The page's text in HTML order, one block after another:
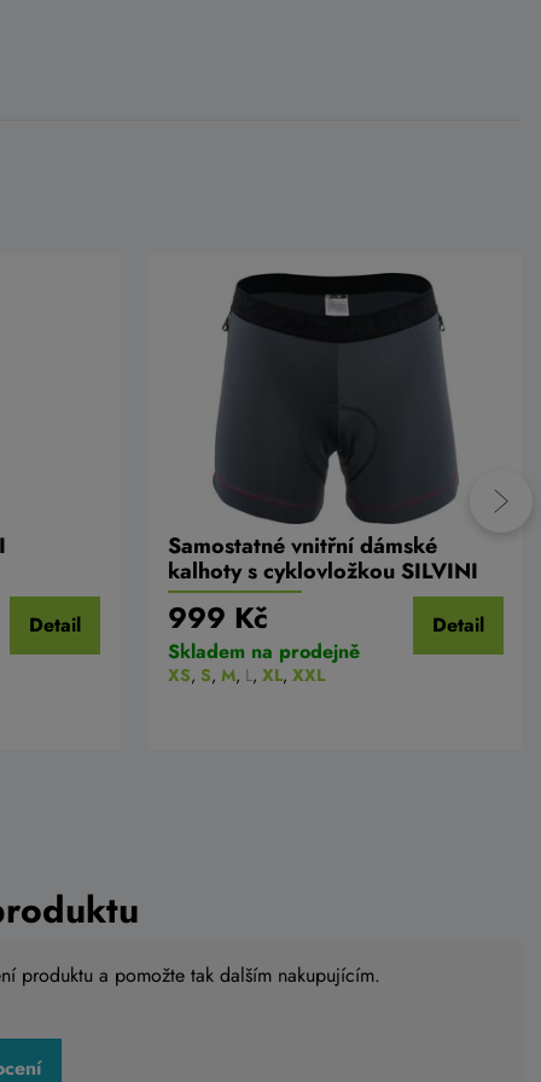
Detail
Samostatné vnitřní dámské
kalhoty s cyklovložkou SILVINI
Inner Pro WP1236
999 Kč
Skladem na prodejně
XS, S, M, L, XL, XXL
Detail
produktu a pomožte tak dalším nakupujícím.